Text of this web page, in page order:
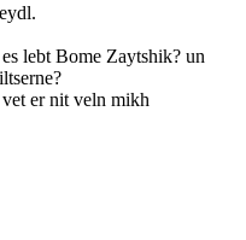
lebt Bome Zaytshik? un
er nit veln mikh